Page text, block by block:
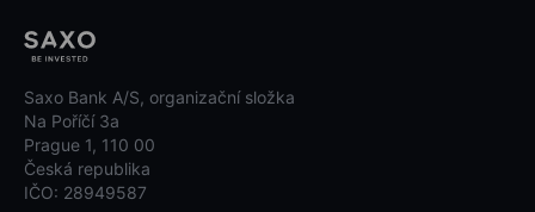
Saxo Bank A/S, organizační složka
Na Poříčí 3a
Prague 1, 110 00
Česká republika
IČO: 28949587